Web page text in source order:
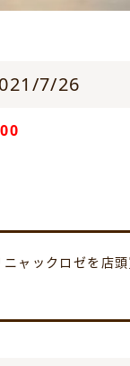
7/26
ャックロゼを店